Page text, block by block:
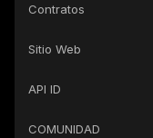
Contratos
Sitio Web
API ID
COMUNIDAD